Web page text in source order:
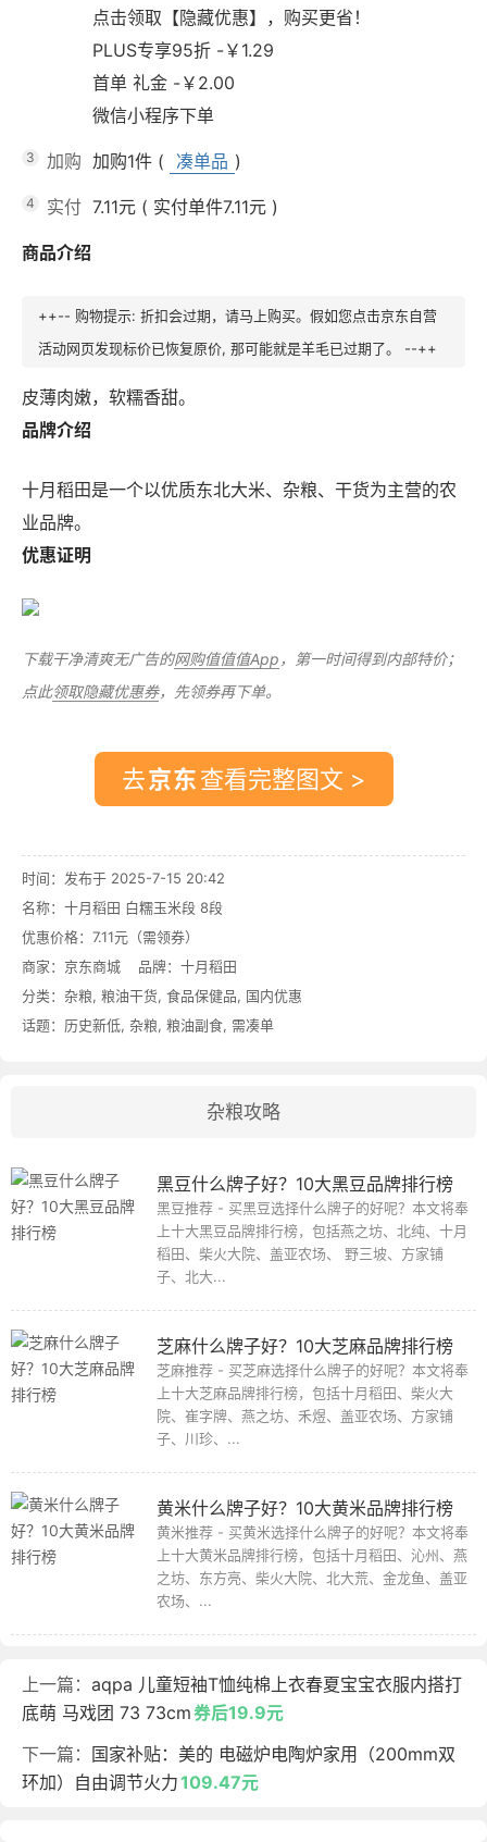
点击领取【隐藏优惠】，购买更省！
PLUS专享95折 -￥1.29
首单 礼金 -￥2.00
微信小程序下单
3 加购 加购1件 ( 凑单品 )
4 实付 7.11元 ( 实付单件7.11元 )
商品介绍
++-- 购物提示: 折扣会过期，请马上购买。假如您点击京东自营
活动网页发现标价已恢复原价, 那可能就是羊毛已过期了。 --++
皮薄肉嫩，软糯香甜。
品牌介绍
十月稻田是一个以优质东北大米、杂粮、干货为主营的农
业品牌。
优惠证明
下载干净清爽无广告的网购值值值App ，第一时间得到内部特价；
点此领取隐藏优惠券，先领券再下单。
去 查看完整图文 >
时间：发布于 2025-7-15 20:42
名称： 十月稻田 白糯玉米段 8段
优惠价格： 7.11元（需领券）
商家： 京东商城 品牌： 十月稻田
分类： 杂粮, 粮油干货, 食品保健品, 国内优惠
话题： 历史新低, 杂粮, 粮油副食, 需凑单
杂粮攻略
黑豆什么牌子好？10大黑豆品牌排行榜
黑豆推荐 - 买黑豆选择什么牌子的好呢？本文将奉
上十大黑豆品牌排行榜，包括燕之坊、北纯、十月
稻田、柴火大院、盖亚农场、 野三坡、方家铺
子、北大...
芝麻什么牌子好？10大芝麻品牌排行榜
芝麻推荐 - 买芝麻选择什么牌子的好呢？本文将奉
上十大芝麻品牌排行榜，包括十月稻田、柴火大
院、崔字牌、燕之坊、禾煜、盖亚农场、方家铺
子、川珍、...
黄米什么牌子好？10大黄米品牌排行榜
黄米推荐 - 买黄米选择什么牌子的好呢？本文将奉
上十大黄米品牌排行榜，包括十月稻田、沁州、燕
之坊、东方亮、柴火大院、北大荒、金龙鱼、盖亚
农场、...
上一篇： aqpa 儿童短袖T恤纯棉上衣春夏宝宝衣服内搭打
底萌 马戏团 73 73cm券后19.9元
下一篇： 国家补贴：美的 电磁炉电陶炉家用（200mm双
环加）自由调节火力109.47元